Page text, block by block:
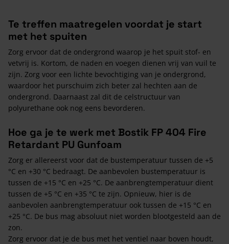
Te treffen maatregelen voordat je start
met het spuiten
Zorg ervoor dat de ondergrond waarop je het spuit stof- en
vetvrij is. Kortom, de naden en voegen dienen vrij van vuil te
zijn. Zorg voor een lichte bevochtiging van je ondergrond,
waardoor het purschuim zich beter zal hechten aan de
ondergrond. Daarnaast zal dit de celstructuur van
polyurethane ook nog eens bevorderen.
Hoe ga je te werk met Bostik FP 404 Fire
Retardant PU Gunfoam
Zorg er allereerst voor dat de bustemperatuur tussen de +5
°C en +30 °C bedraagt. De aanbevolen bustemperatuur is
tussen de +15 °C en +25 °C. De aanbrengtemperatuur dient
tussen de +5 °C en +35 °C te zijn. Opnieuw, hier is de
aanbevolen aanbrengtemperatuur ook tussen de +15 °C en
+25 °C. De bus mag absoluut niet worden blootgesteld aan de
zon.
Zorg ervoor dat je de bus met het ventiel naar boven houdt,